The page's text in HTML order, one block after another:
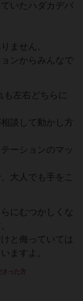
いたハダカデバ
ません。
ンからみんなで
も左右どちらに
談して動かし方
ーションのマッ
大人でも手をこ
にむつかしくな
と侮っていては
ますよ。
さった方